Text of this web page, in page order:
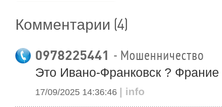
Комментарии (4)
0978225441 - Мошенничество
Это Ивано-Франковск ?
17/09/2025 14:36:46 | info